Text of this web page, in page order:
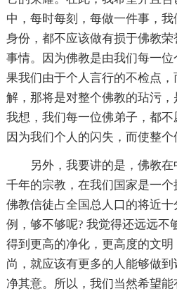
中，每时每刻，每做一件事，
身份，都不应该做有损于佛教
事情。因为佛教是由我们每一
果我们由于个人言行的不检点
解，那将是对整个佛教的玷污，
我想，我们每一位佛弟子，都
因为我们个人的闪失，而使整个
另外，我要讲的是，佛教在
千年的宗教，在我们国家是一个
佛教信徒占全国总人口的将近
例，够不够呢? 我觉得还远远不
得到更高的净化，更高度的文
尚，就应该有更多的人能够做
净其意。所以，我们当然希望